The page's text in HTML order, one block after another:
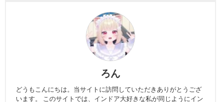
ろん
どうもこんにちは。当サイトに訪問していただきありがとうござ
います。 このサイトでは、インドア大好きな私が同じようにイン